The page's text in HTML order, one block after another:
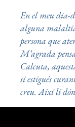
En el meu dia-
alguna
persona que
M’agrada
Calcuta,
si estigués
creu. Així li